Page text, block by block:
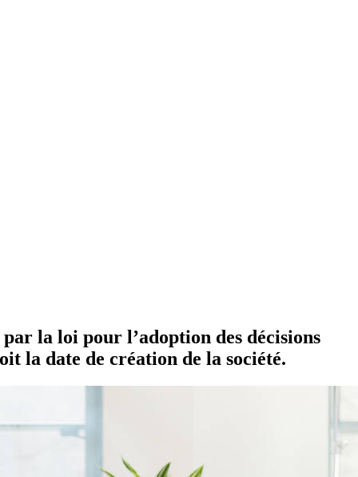
la loi pour l’adoption des décisions
la date de création de la société.